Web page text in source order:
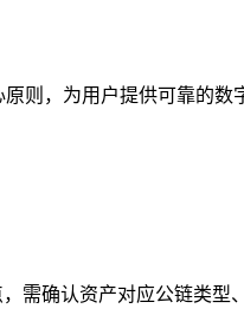
则，为用户提供可靠的
需确认资产对应公链类